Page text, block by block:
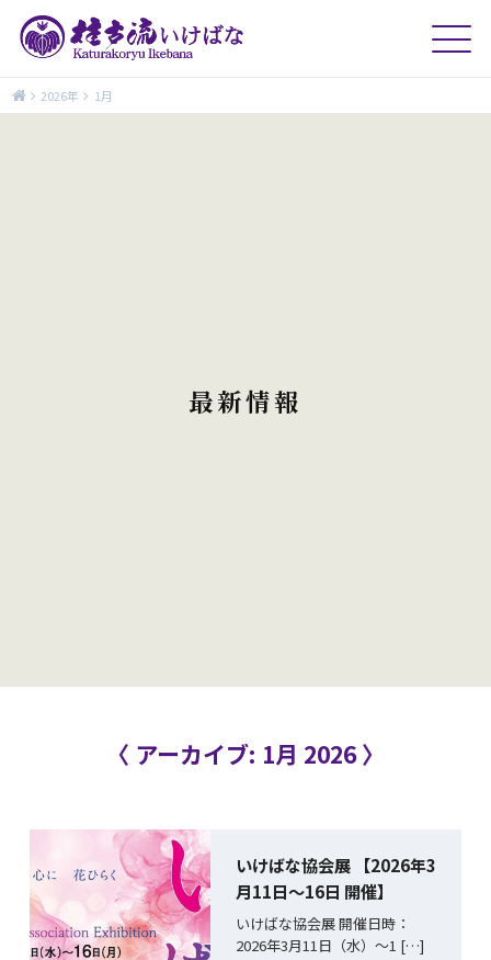
2026年 1月
最新情報
〈 アーカイブ: 1月 2026 〉
いけばな協会展 【2026年3
月11日〜16日 開催】
いけばな協会展 開催日時：
2026年3月11日（水）〜1 […]